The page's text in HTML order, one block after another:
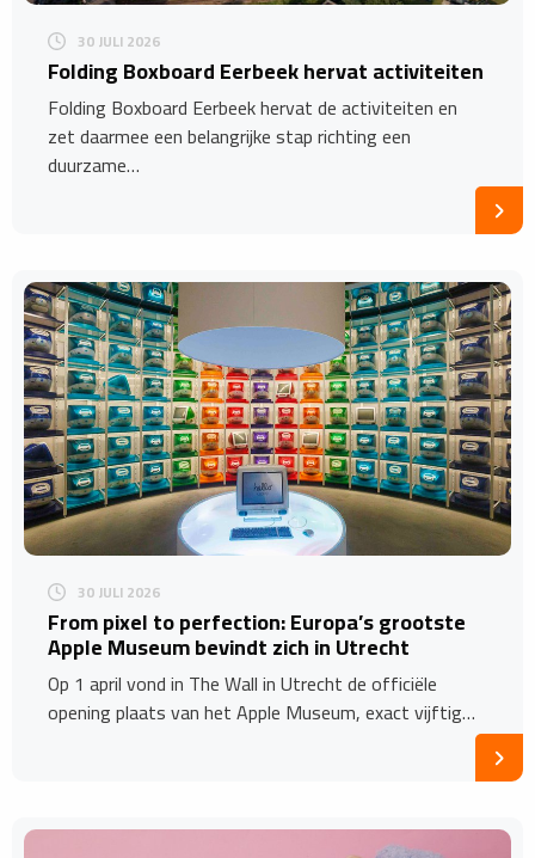
30 JULI 2026
Folding Boxboard Eerbeek hervat activiteiten
Folding Boxboard Eerbeek hervat de activiteiten en
zet daarmee een belangrijke stap richting een
duurzame…
30 JULI 2026
From pixel to perfection: Europa’s grootste
Apple Museum bevindt zich in Utrecht
Op 1 april vond in The Wall in Utrecht de officiële
opening plaats van het Apple Museum, exact vijftig…